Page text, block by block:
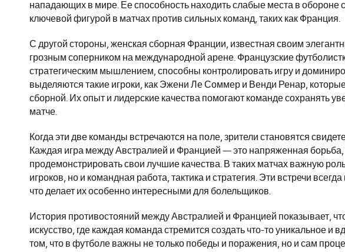
нападающих в мире. Ее способность находить слабые места в обороне
ключевой фигурой в матчах против сильных команд, таких как Франция.
С другой стороны, женская сборная Франции, известная своим
грозным соперником на международной арене. Французские
стратегическим мышлением, способны контролировать игру и
выделяются такие игроки, как Эжени Ле Соммер и Венди Ренар,
сборной. Их опыт и лидерские качества помогают команде сохранять
матче.
Когда эти две команды встречаются на поле, зрители становятся
Каждая игра между Австралией и Францией — это напряженная борьба,
продемонстрировать свои лучшие качества. В таких матчах важную
игроков, но и командная работа, тактика и стратегия. Эти встречи
что делает их особенно интересными для болельщиков.
История противостояний между Австралией и Францией показывает,
искусство, где каждая команда стремится создать что-то уникальное
том, что в футболе важны не только победы и поражения, но и сам